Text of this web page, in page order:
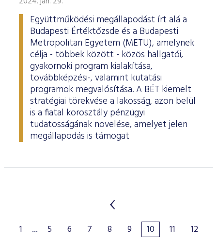
Együttműködési megállapodást írt alá a
Budapesti Értéktőzsde és a Budapesti
Metropolitan Egyetem (METU), amelynek
célja - többek között - közös hallgatói,
gyakornoki program kialakítása,
továbbképzési-, valamint kutatási
programok megvalósítása. A BÉT kiemelt
stratégiai törekvése a lakosság, azon belül
is a fiatal korosztály pénzügyi
tudatosságának növelése, amelyet jelen
megállapodás is támogat
1 ... 5 6 7 8 9 10 11
12